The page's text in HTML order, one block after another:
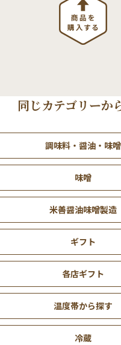
同じカテゴリーか
調味料・醤油・味噌
味噌
米善醤油味噌製造
ギフト
各店ギフト
温度帯から探す
冷蔵